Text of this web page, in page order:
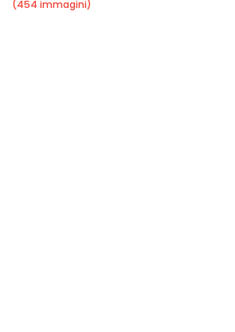
(454 immagini)